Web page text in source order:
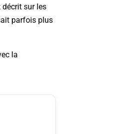
décrit sur les
parfois plus
la